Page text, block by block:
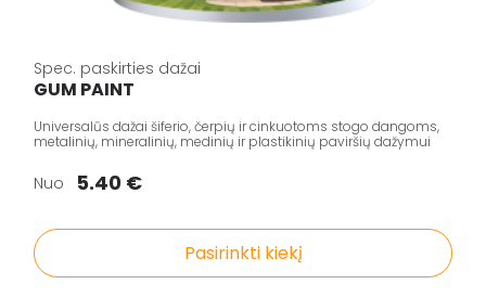
Spec. paskirties dažai
GUM PAINT
Universalūs dažai šiferio, čerpių ir cinkuotoms stogo dangoms,
metalinių, mineralinių, medinių ir plastikinių paviršių dažymui
Nuo 5.40 €
Pasirinkti kiekį